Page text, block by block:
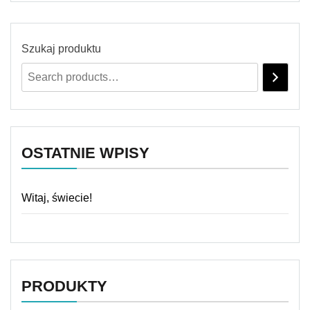
Szukaj produktu
OSTATNIE WPISY
Witaj, świecie!
PRODUKTY